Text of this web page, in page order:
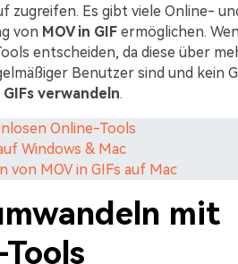
zugreifen. Es gibt viele Online-
von MOV in GIFermöglichen.
entscheiden, da diese über
Benutzer sind und kein
verwandeln.
Online-Tools
Windows & Mac
von MOV in GIFs auf Mac
mit